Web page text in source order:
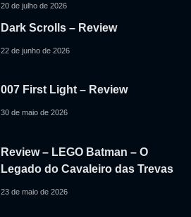
20 de julho de 2026
Dark Scrolls – Review
22 de junho de 2026
007 First Light – Review
30 de maio de 2026
Review – LEGO Batman – O
Legado do Cavaleiro das Trevas
23 de maio de 2026